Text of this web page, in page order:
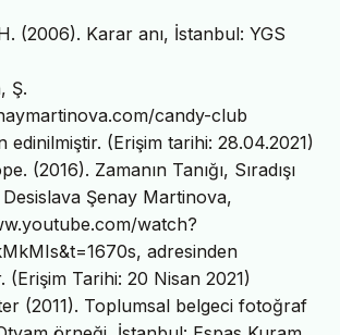
(2006). Karar anı, İstanbul: YGS
Ş.
candy-club
edinilmiştir. (Erişim tarihi: 28.04.2021)
(2016). Zamanın Tanığı, Sıradışı
Şenay Martinova,
watch?
adresinden
(Erişim Tarihi: 20 Nisan 2021)
(2011). Toplumsal belgeci fotoğraf